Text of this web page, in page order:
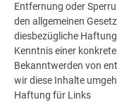
Entfernung oder
den allgemeinen
diesbezügliche
Kenntnis einer
Bekanntwerden von
wir diese Inhalte
Haftung für Links